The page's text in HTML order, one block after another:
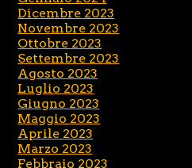
Dicembre 2023
Novembre 2023
Ottobre 2023
Settembre 2023
Agosto 2023
Luglio 2023
Giugno 2023
Maggio 2023
Aprile 2023
Marzo 2023
Febbraio 2023